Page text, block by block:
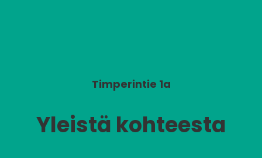
Timperintie 1a
Yleistä kohteesta